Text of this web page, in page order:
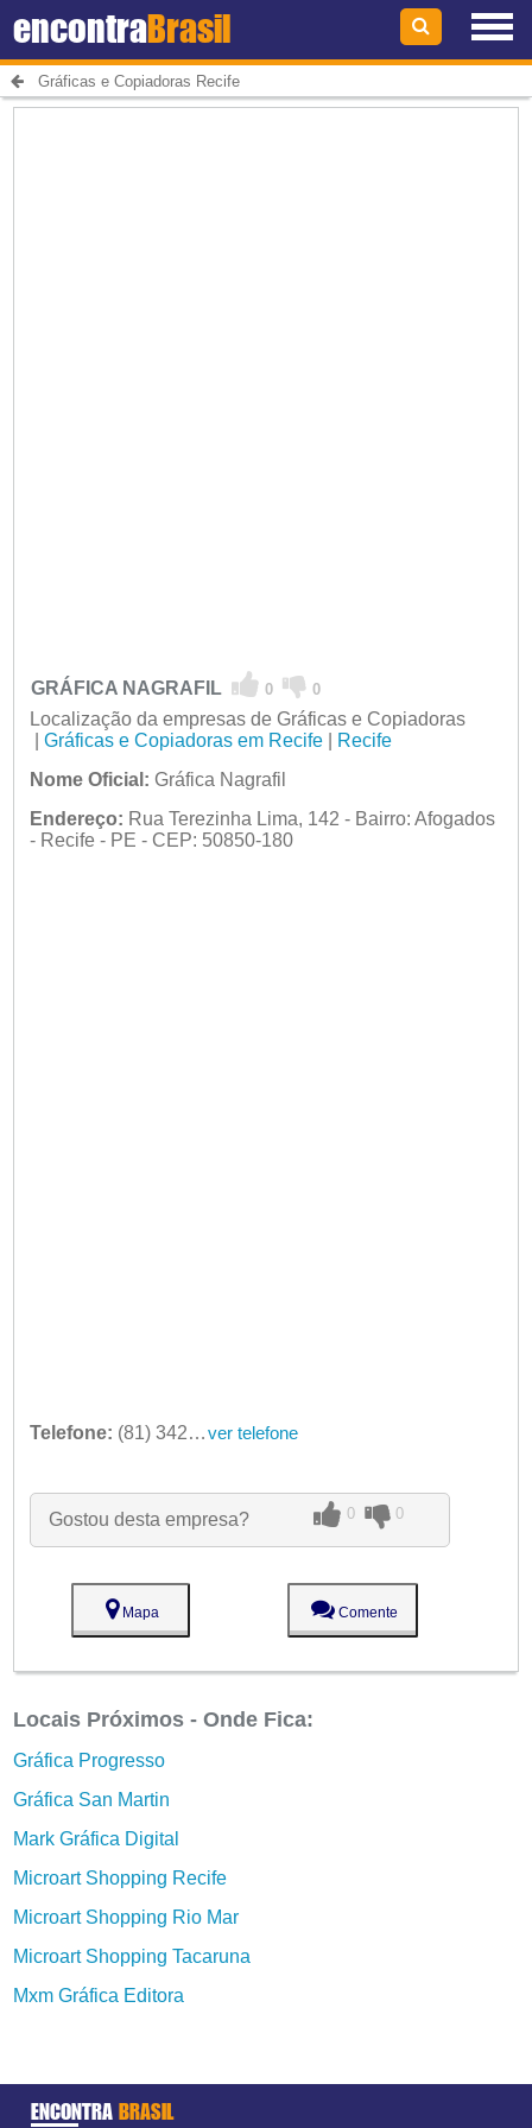
encontraBrasil
Gráficas e Copiadoras Recife
GRÁFICA NAGRAFIL 0 0
Localização da empresas de Gráficas e Copiadoras
Gráficas e Copiadoras em Recife|
Recife
Nome Oficial: Gráfica Nagrafil
Endereço: Rua Terezinha Lima, 142 - Bairro: Afogados
- Recife - PE - CEP: 50850-180
Telefone: (81) 3428-1220 ver telefone
Gostou desta empresa? 0 0
Mapa Comente
Locais Próximos - Onde Fica:
Gráfica Progresso
Gráfica San Martin
Mark Gráfica Digital
Microart Shopping Recife
Microart Shopping Rio Mar
Microart Shopping Tacaruna
Mxm Gráfica Editora
ENCONTRA BRASIL